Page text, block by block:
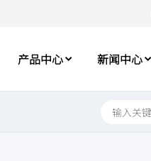
产品中心 新闻中心